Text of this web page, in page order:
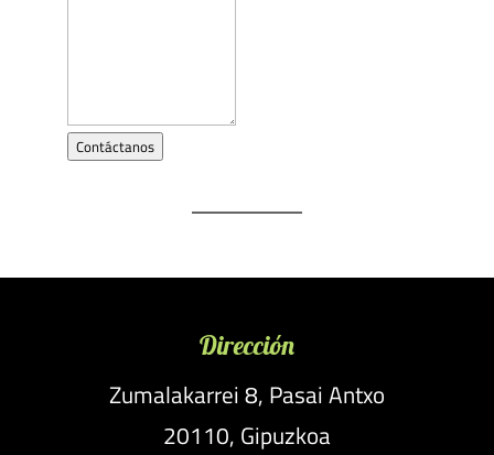
Contáctanos
Dirección
Zumalakarrei 8, Pasai Antxo
20110, Gipuzkoa